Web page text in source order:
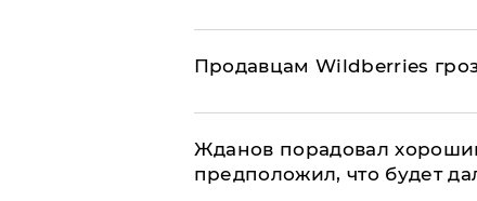
Продавцам Wildberries
Жданов порадовал
предположил, что будет